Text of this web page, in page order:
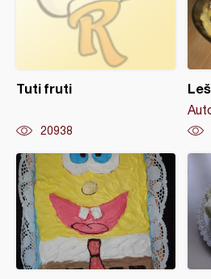
Tuti fruti
20938